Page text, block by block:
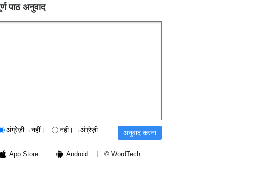
पाठ अनुवाद
अंग्रेज़ी→नहीं। नहीं।→अंग्रेज़ी
App Store Android © WordTech